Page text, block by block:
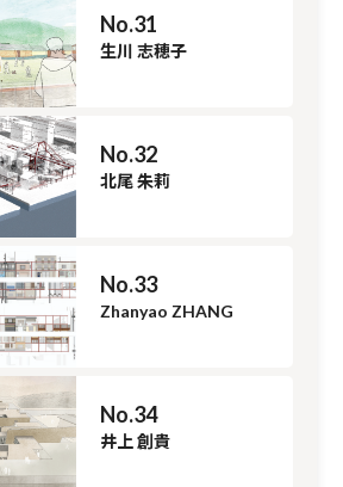
No.31
生川 志穂子
No.32
北尾 朱莉
No.33
Zhanyao ZHANG
No.34
井上 創貴